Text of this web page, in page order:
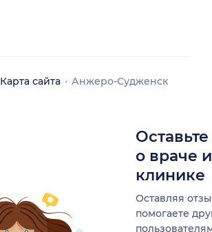
Карта сайта Анжеро-Судженск
о враче
клинике
Оставляя
помогаете